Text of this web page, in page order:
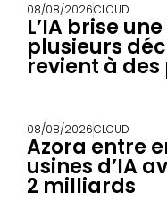
08/08/2026CLOUD
L’IA brise
plusieurs
revient à des
08/08/2026CLOUD
Azora entre
usines d’IA
2 milliards